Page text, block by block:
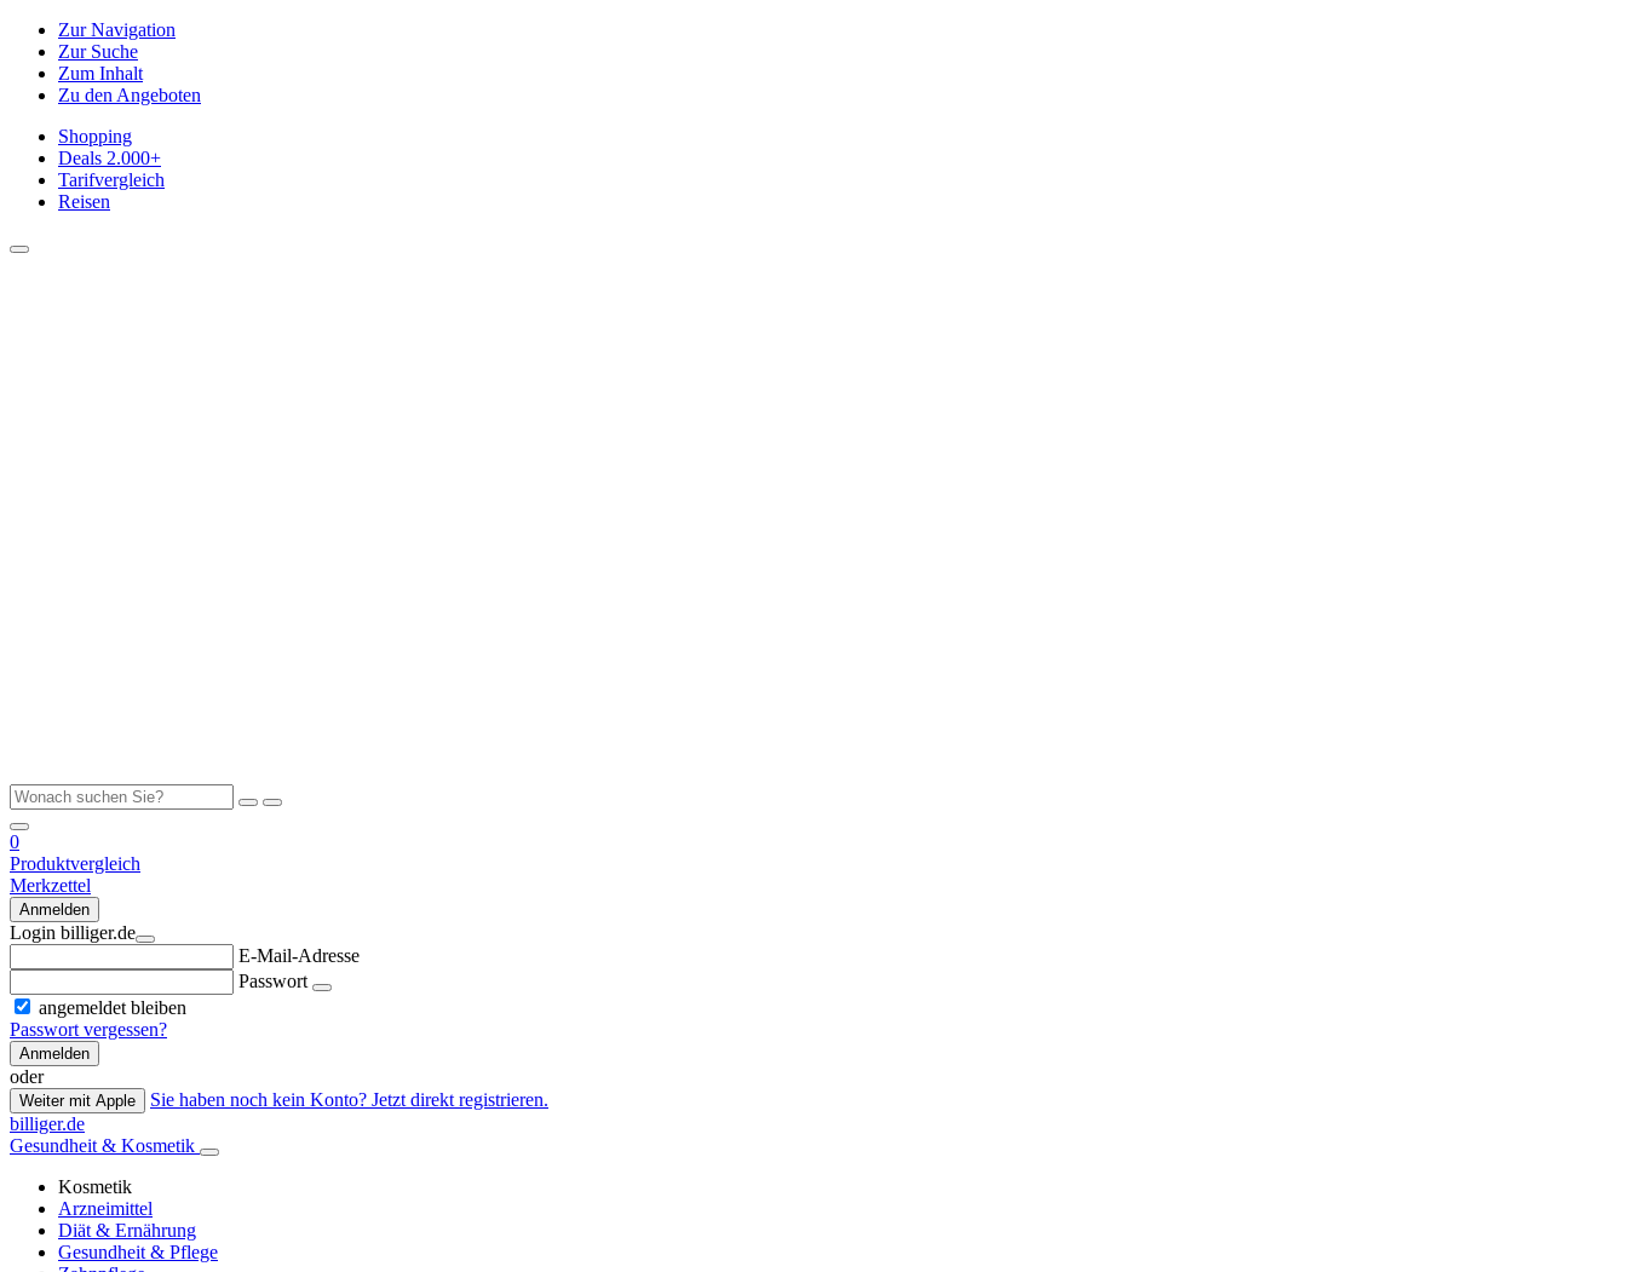
Zur Navigation
Zur Suche
Zum Inhalt
Zu den Angeboten
Shopping
Deals 2.000+
Tarifvergleich
Reisen
0
Produktvergleich
Merkzettel
Anmelden
Login billiger.de
E-Mail-Adresse
Passwort
angemeldet bleiben
Passwort vergessen?
Anmelden
oder
Weiter mit Apple
Sie haben noch kein Konto? Jetzt direkt registrieren.
billiger.de
Gesundheit & Kosmetik
Kosmetik
Arzneimittel
Diät & Ernährung
Gesundheit & Pflege